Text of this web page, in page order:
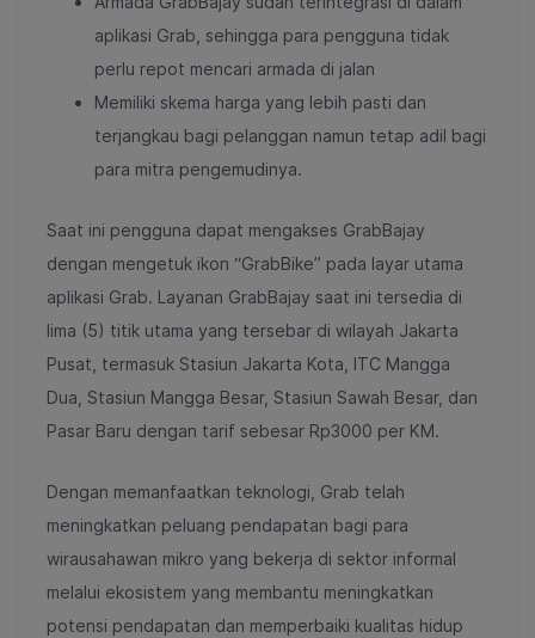
aplikasi Grab, sehingga para pengguna tidak
perlu repot mencari armada di jalan
Memiliki skema harga yang lebih pasti dan
terjangkau bagi pelanggan namun tetap adil bagi
para mitra pengemudinya.
Saat ini pengguna dapat mengakses GrabBajay
dengan mengetuk ikon “GrabBike” pada layar utama
aplikasi Grab. Layanan GrabBajay saat ini tersedia di
lima (5) titik utama yang tersebar di wilayah Jakarta
Pusat, termasuk Stasiun Jakarta Kota, ITC Mangga
Dua, Stasiun Mangga Besar, Stasiun Sawah Besar, dan
Pasar Baru dengan tarif sebesar Rp3000 per KM.
Dengan memanfaatkan teknologi, Grab telah
meningkatkan peluang pendapatan bagi para
wirausahawan mikro yang bekerja di sektor informal
melalui ekosistem yang membantu meningkatkan
potensi pendapatan dan memperbaiki kualitas hidup